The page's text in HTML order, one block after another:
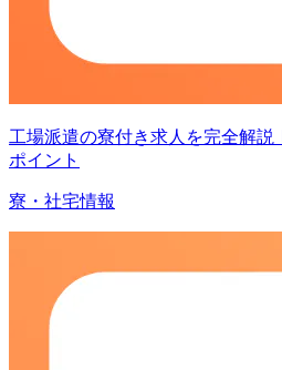
工場派遣の寮付き求人を完全解
ポイント
寮・社宅情報